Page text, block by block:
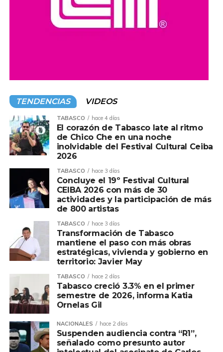
TENDENCIAS VIDEOS
TABASCO hace 4 días
El corazón de Tabasco late al ritmo
de Chico Che en una noche
inolvidable del Festival Cultural Ceiba
2026
TABASCO hace 3 días
Concluye el 19º Festival Cultural
CEIBA 2026 con más de 30
actividades y la participación de más
de 800 artistas
TABASCO hace 3 días
Transformación de Tabasco
mantiene el paso con más obras
estratégicas, vivienda y gobierno en
territorio: Javier May
TABASCO hace 2 días
Tabasco creció 3.3% en el primer
semestre de 2026, informa Katia
Ornelas Gil
NACIONALES hace 2 días
Suspenden audiencia contra “R1”,
señalado como presunto autor